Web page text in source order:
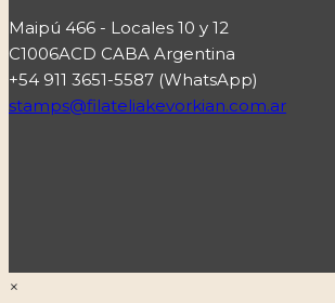
Maipú 466 - Locales 10 y 12
C1006ACD CABA Argentina
+54 911 3651-5587 (WhatsApp)
stamps@filateliakevorkian.com.ar
×